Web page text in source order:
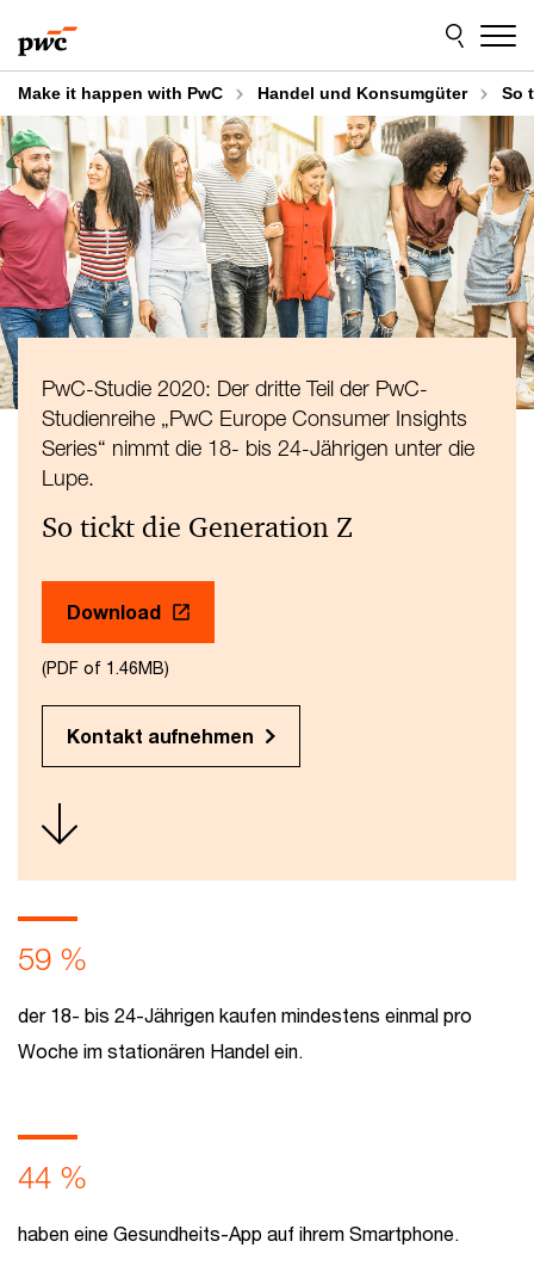
to
content
to
footer
Make it happen with PwC Handel und Konsumgüter So
So tickt die Generation Z
PwC-Studie 2020: Der dritte Teil der PwC-
Studienreihe „PwC Europe Consumer Insights
Series“ nimmt die 18- bis 24-Jährigen unter die
Lupe.
Download
(PDF of 1.46MB)
Kontakt aufnehmen
59 %
der 18- bis 24-Jährigen kaufen mindestens einmal pro
Woche im stationären Handel ein.
44 %
haben eine Gesundheits-App auf ihrem Smartphone.